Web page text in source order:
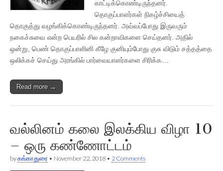
காட்டிக்கொண்டிருந்தனர்.
தொகுப்பாளர்கள் நிகழ்ச்சியைத்
தொகுத்து வழங்கிக்கொண்டிருந்தனர். அவ்வப்போது இருவரும்
நகைச்சுவை என்ற பெயரில் சில கன்றாவிகளை செய்தனர். அதில்
ஒன்று, பெண் தொகுப்பாளினி கீழே குனியும்போது குசு விடும் சத்தத்தை
ஒலிக்கச் செய்து அரங்கில் பார்வையாளர்களை சிரிக்க…
Read more →
வல்லினம் கலை இலக்கிய விழா 10
– ஒரு கண்ணோட்டம்
byகங்காதுரை • November 22, 2018 • 2 Comments